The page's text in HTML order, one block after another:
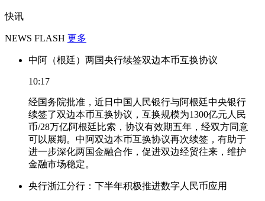
快讯
NEWS FLASH 更多
中阿（根廷）两国央行续签双边本币互换协议
10:17
经国务院批准，近日中国人民银行与阿根廷中央银行
续签了双边本币互换协议，互换规模为1300亿元人民
币/28万亿阿根廷比索，协议有效期五年，经双方同意
可以展期。中阿双边本币互换协议再次续签，有助于
进一步深化两国金融合作，促进双边经贸往来，维护
金融市场稳定。
央行浙江分行：下半年积极推进数字人民币应用